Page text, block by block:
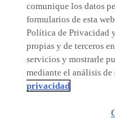
Miembro de
Acreditaciones
© 2026 La Salle
comunique los datos
formularios de esta
Política de Privacidad
propias y de terceros
servicios y mostrarle
mediante el análisis
privacidad